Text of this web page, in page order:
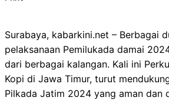
Surabaya, kabarkini.net – Berbagai
pelaksanaan Pemilukada damai
dari berbagai kalangan. Kali ini
Kopi di Jawa Timur, turut
Pilkada Jatim 2024 yang aman dan